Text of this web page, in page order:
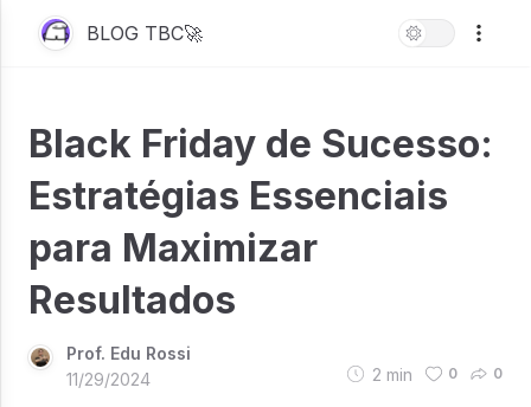
BLOG TBC🚀
Black Friday de Sucesso:
Estratégias Essenciais
para Maximizar
Resultados
Prof. Edu Rossi
11/29/2024
2 min 0 0